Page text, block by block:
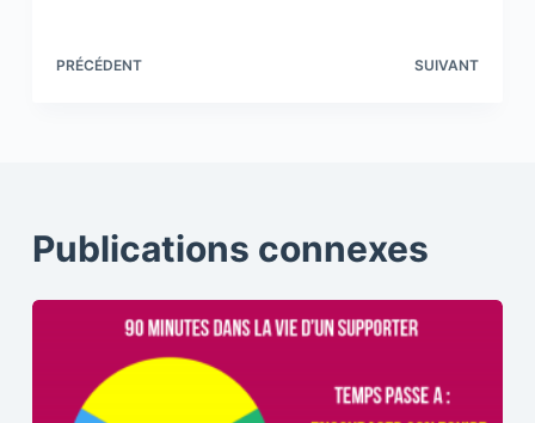
PRÉCÉDENT SUIVANT
Publications connexes